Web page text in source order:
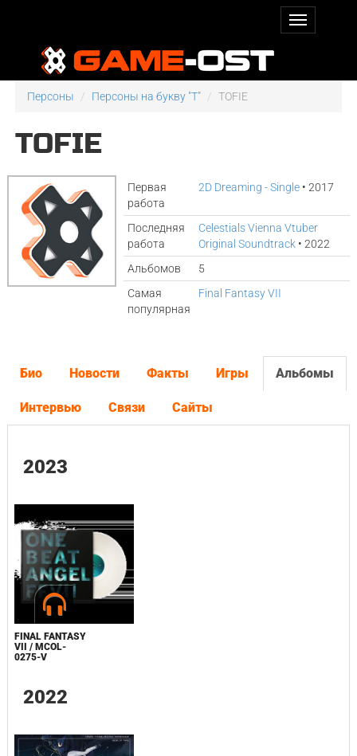
Персоны Персоны на букву "T" TOFIE
TOFIE
Первая
работа
2D Dreaming - Single • 2017
Последняя
работа
Celestials Vienna Vtuber
Original Soundtrack • 2022
Альбомов
5
Самая
популярная
Final Fantasy VII
Био Новости Факты Игры Альбомы
Интервью Связи Сайты
2023
FINAL FANTASY
VII / MCOL-
0275-V
2022